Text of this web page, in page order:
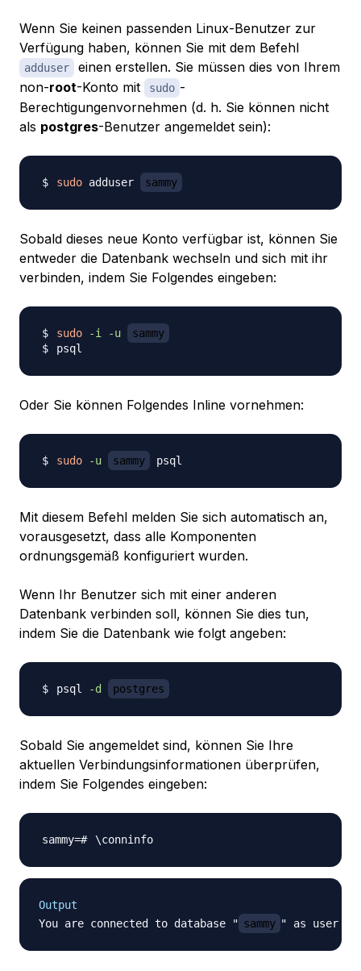
Wenn Sie keinen passenden Linux-Benutzer zur
Verfügung haben, können Sie mit dem Befehl
adduser
einen erstellen. Sie müssen dies von Ihrem
non-root-Konto mit sudo -
Berechtigungenvornehmen (d. h. Sie können nicht
als postgres-Benutzer angemeldet sein):
sudo adduser sammy
Sobald dieses neue Konto verfügbar ist, können Sie
entweder die Datenbank wechseln und sich mit ihr
verbinden, indem Sie Folgendes eingeben:
sudo -i -u
sammy
Oder Sie können Folgendes Inline vornehmen:
sudo -u sammy
Mit diesem Befehl melden Sie sich automatisch an,
vorausgesetzt, dass alle Komponenten
ordnungsgemäß konfiguriert wurden.
Wenn Ihr Benutzer sich mit einer anderen
Datenbank verbinden soll, können Sie dies tun,
indem Sie die Datenbank wie folgt angeben:
psql -d postgres
Sobald Sie angemeldet sind, können Sie Ihre
aktuellen Verbindungsinformationen überprüfen,
indem Sie Folgendes eingeben:
\
Output
You are connected to database " sammy " as user "